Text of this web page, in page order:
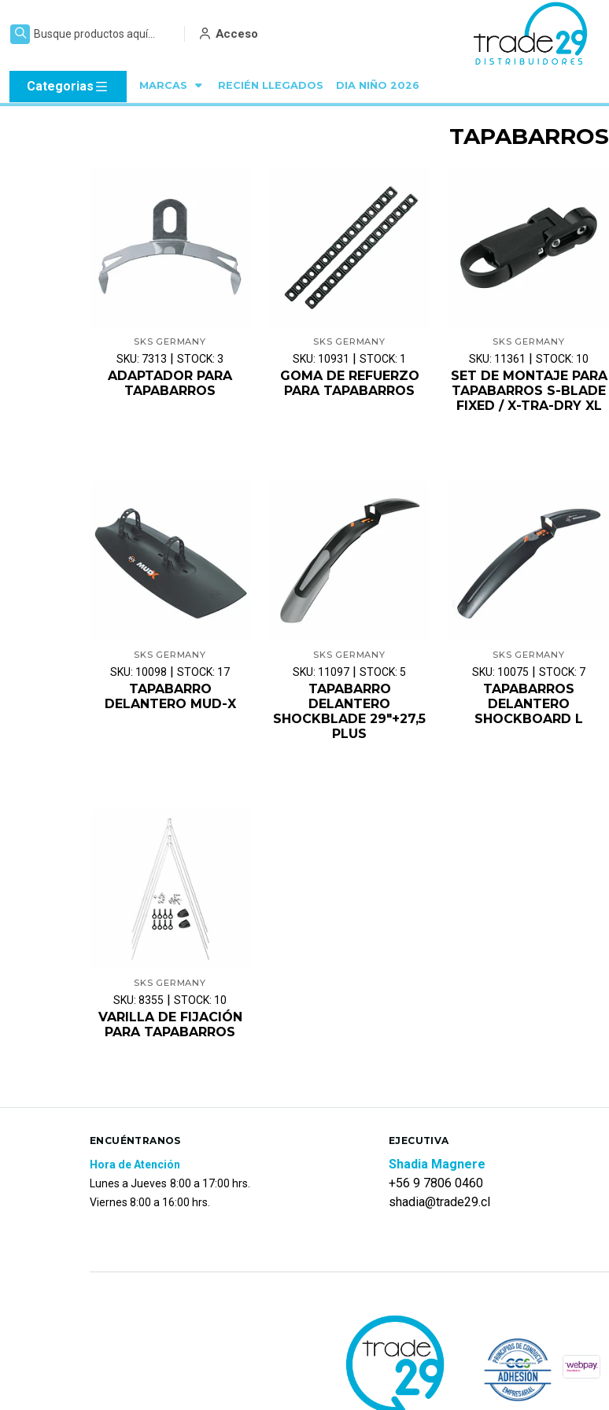
Acceso
Categorias MARCAS RECIÉN LLEGADOS DIA NIÑO 2026
TAPABARROS
SKS GERMANY
SKU: 7313 | STOCK: 3
ADAPTADOR PARA
TAPABARROS
SKS GERMANY
SKU: 10931 | STOCK: 1
GOMA DE REFUERZO
PARA TAPABARROS
SKS GERMANY
SKU: 11361 | STOCK: 10
SET DE MONTAJE PARA
TAPABARROS S-BLADE
FIXED / X-TRA-DRY XL
SKS GERMANY
SKU: 10098 | STOCK: 17
TAPABARRO
DELANTERO MUD-X
SKS GERMANY
SKU: 11097 | STOCK: 5
TAPABARRO
DELANTERO
SHOCKBLADE 29"+27,5
PLUS
SKS GERMANY
SKU: 10075 | STOCK: 7
TAPABARROS
DELANTERO
SHOCKBOARD L
SKS GERMANY
SKU: 8355 | STOCK: 10
VARILLA DE FIJACIÓN
PARA TAPABARROS
ENCUÉNTRANOS
Hora de Atención
Lunes a Jueves 8:00 a 17:00 hrs.
Viernes 8:00 a 16:00 hrs.
EJECUTIVA
Shadia Magnere
+56 9 7806 0460
shadia@trade29.cl